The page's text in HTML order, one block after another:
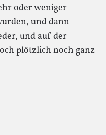
oder weniger
und dann
und auf der
plötzlich noch ganz